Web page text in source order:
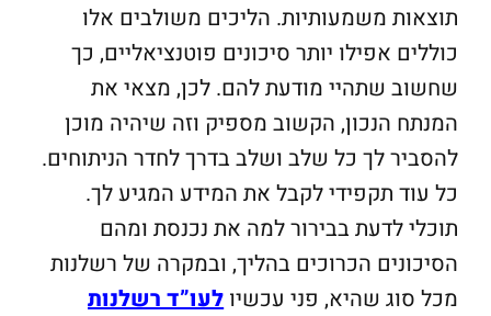
תוצאות משמעותיות. הליכים משולבים אלו
כוללים אפילו יותר סיכונים פוטנציאליים, כך
שחשוב שתהיי מודעת להם. לכן, מצאי את
המנתח הנכון, הקשוב מספיק וזה שיהיה מוכן
להסביר לך כל שלב ושלב בדרך לחדר הניתוחים.
כל עוד תקפידי לקבל את המידע המגיע לך.
תוכלי לדעת בבירור למה את נכנסת ומהם
הסיכונים הכרוכים בהליך, ובמקרה של רשלנות
מכל סוג שהיא, פני עכשיולעו”ד רשלנות